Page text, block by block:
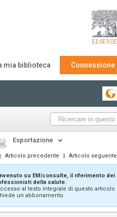
mia biblioteca Connessione
Esportazione
Articolo precedente | Articolo seguente
su EM|consulte, il riferimento dei
della salute.
al testo integrale di questo articolo
un abbonamento.